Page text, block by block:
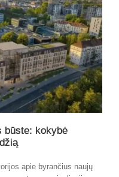
būste: kokybė
apie byrančius naujų